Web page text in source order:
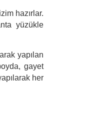
hazırlar.
yüzükle
yapılan
gayet
her